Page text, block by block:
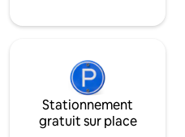
Stationnement
gratuit sur place